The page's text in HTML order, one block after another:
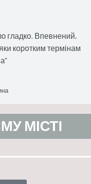
гладко. Впевнений,
коротким термінам
МІСТІ